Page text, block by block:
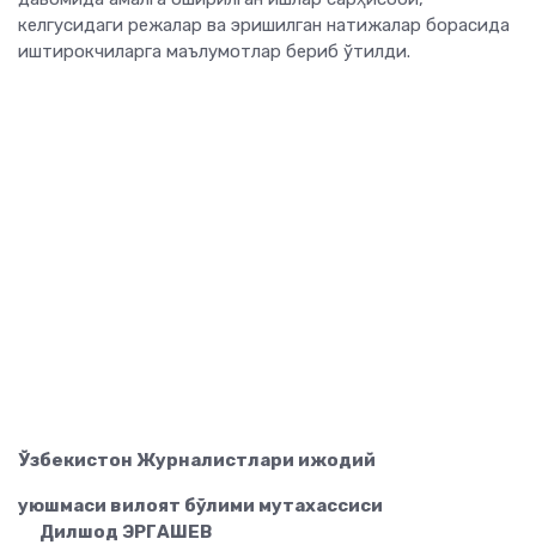
келгусидаги режалар ва эришилган натижалар борасида
иштирокчиларга маълумотлар бериб ўтилди.
Ўзбекистон Журналистлари ижодий
уюшмаси вилоят бўлими мутахассиси
Дилшод ЭРГАШЕВ